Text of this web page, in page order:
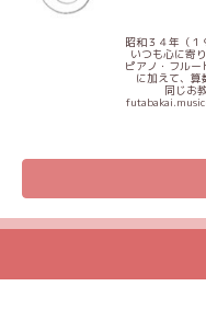
昭和３４年（１
いつも心に寄
ピアノ・フルー
に加えて、算
同じお